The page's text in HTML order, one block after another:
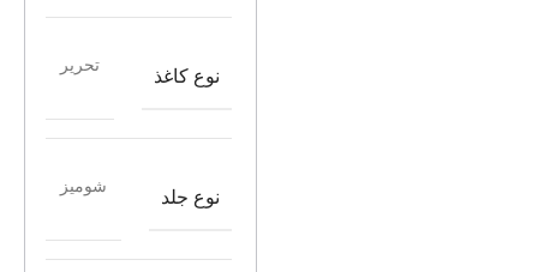
نوع کاغذ
تحریر
نوع جلد
شومیز